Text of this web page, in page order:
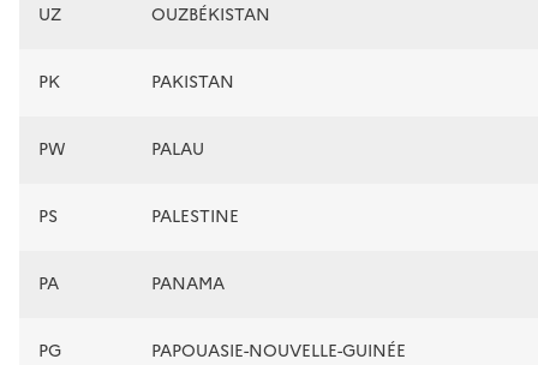
UZ OUZBÉKISTAN
PK PAKISTAN
PW PALAU
PS PALESTINE
PA PANAMA
PG PAPOUASIE-NOUVELLE-GUINÉE